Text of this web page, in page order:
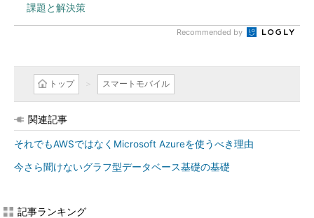
課題と解決策
Recommended by
トップ スマートモバイル
関連記事
それでもAWSではなくMicrosoft Azureを使うべき理由
今さら聞けないグラフ型データベース基礎の基礎
記事ランキング